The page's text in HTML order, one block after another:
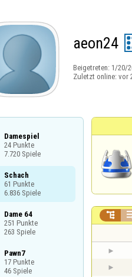
aeon24
Beigetreten: 1/20/
Zuletzt online: vor
Damespiel
24 Punkte
7.720 Spiele
Schach
61 Punkte
6.836 Spiele
Dame 64
251 Punkte
263 Spiele
Pawn7
17 Punkte
46 Spiele
